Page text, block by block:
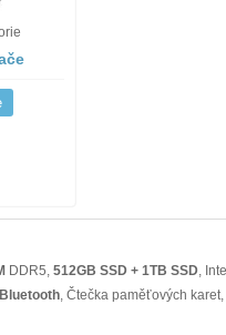
DDR5, 512GB SSD + 1TB SSD,
Bluetooth, Čtečka paměťových